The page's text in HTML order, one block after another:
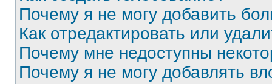
Почему я не могу добавить
Как отредактировать или
Почему мне недоступны
Почему я не могу добавлять